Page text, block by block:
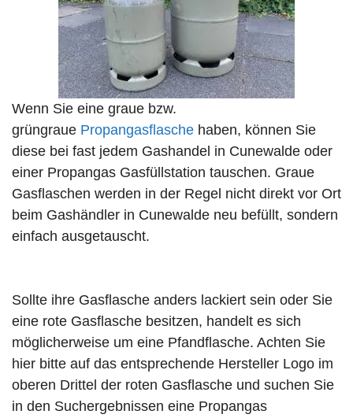
Wenn Sie eine graue bzw.
grüngraue Propangasflasche haben, können Sie
diese bei fast jedem Gashandel in Cunewalde oder
einer Propangas Gasfüllstation tauschen. Graue
Gasflaschen werden in der Regel nicht direkt vor Ort
beim Gashändler in Cunewalde neu befüllt, sondern
einfach ausgetauscht.
Sollte ihre Gasflasche anders lackiert sein oder Sie
eine rote Gasflasche besitzen, handelt es sich
möglicherweise um eine Pfandflasche. Achten Sie
hier bitte auf das entsprechende Hersteller Logo im
oberen Drittel der roten Gasflasche und suchen Sie
in den Suchergebnissen eine Propangas